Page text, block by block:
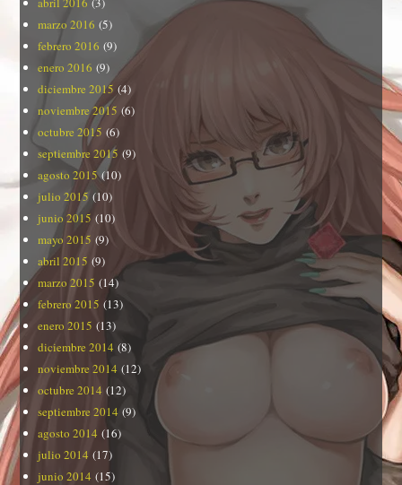
marzo 2016 (5)
febrero 2016 (9)
enero 2016 (9)
diciembre 2015 (4)
noviembre 2015 (6)
octubre 2015 (6)
septiembre 2015 (9)
agosto 2015(10)
julio 2015(10)
junio 2015 (10)
mayo 2015 (9)
abril 2015 (9)
marzo 2015 (14)
febrero 2015 (13)
enero 2015 (13)
diciembre 2014 (8)
noviembre 2014 (12)
octubre 2014 (12)
septiembre 2014 (9)
agosto 2014 (16)
julio 2014 (17)
junio 2014 (15)